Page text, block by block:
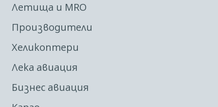
Летища и MRO
Производители
Хеликоптери
Лека авиация
Бизнес авиация